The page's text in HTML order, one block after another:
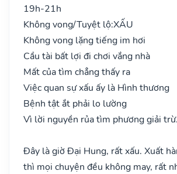
19h-21h
Không vong/Tuyệt lộ:XẤU
Không vong lặng tiếng im hơi
Cầu tài bất lợi đi chơi vắng nhà
Mất của tìm chẳng thấy ra
Việc quan sự xấu ấy là Hình thương
Bệnh tật ắt phải lo lường
Vì lời nguyền rủa tìm phương giải
Đây là giờ Đại Hung, rất xấu. Xuất
thì mọi chuyện đều không may, rất